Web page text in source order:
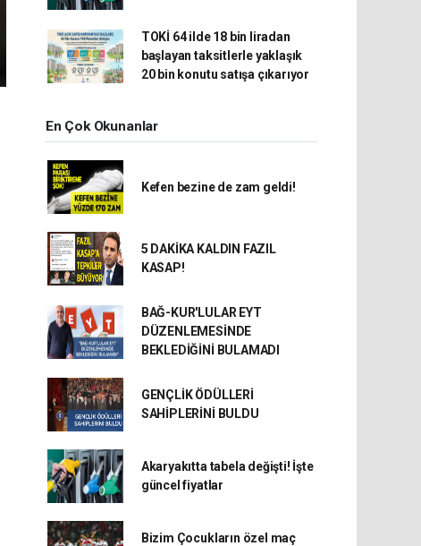
TOKİ 64 ilde 18 bin liradan
başlayan taksitlerle yaklaşık
20 bin konutu satışa çıkarıyor
En Çok Okunanlar
Kefen bezine de zam geldi!
5 DAKİKA KALDIN FAZIL
KASAP!
BAĞ-KUR'LULAR EYT
DÜZENLEMESİNDE
BEKLEDİĞİNİ BULAMADI
GENÇLİK ÖDÜLLERİ
SAHİPLERİNİ BULDU
Akaryakıtta tabela değişti! İşte
güncel fiyatlar
Bizim Çocukların özel maç